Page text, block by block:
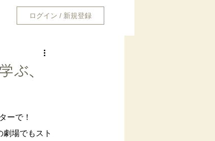
ログイン / 新規登録
ぶ、
ーで！
場でもスト